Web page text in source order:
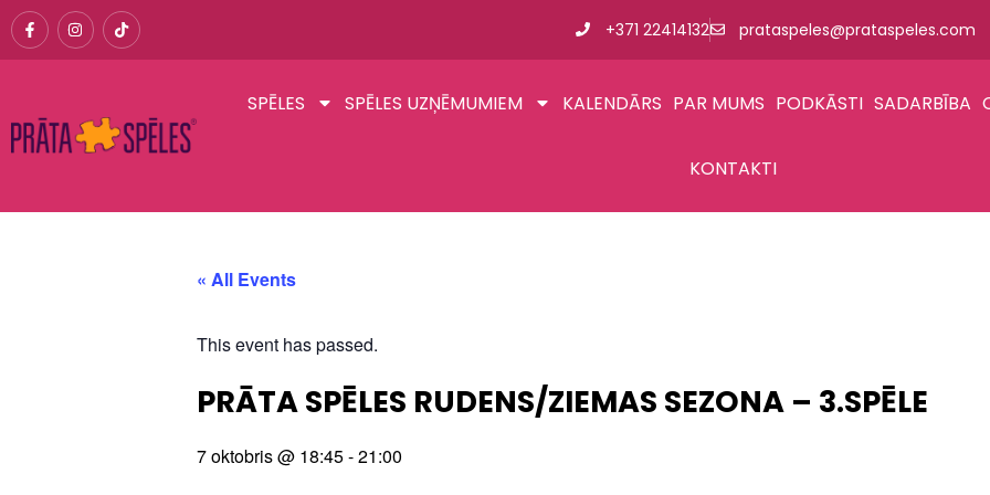
+371 22414132 prataspeles@prataspeles.com
SPĒLES SPĒLES UZŅĒMUMIEM KALENDĀRS PAR MUMS PODKĀSTI SADARBĪBA
KONTAKTI
« All Events
This event has passed.
PRĀTA SPĒLES RUDENS/ZIEMAS SEZONA – 3.SPĒLE
7 oktobris@ 18:45-21:00